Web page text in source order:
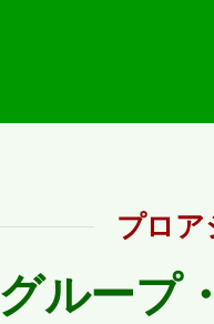
プロア
グループ